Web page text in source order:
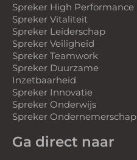
Spreker High Performance
Spreker Vitaliteit
Spreker Leiderschap
Spreker Veiligheid
Spreker Teamwork
Spreker Duurzame
Inzetbaarheid
Spreker Innovatie
Spreker Onderwijs
Spreker Ondernemerschap
Ga direct naar